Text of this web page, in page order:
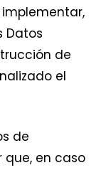
Datos
de
el
de
en caso